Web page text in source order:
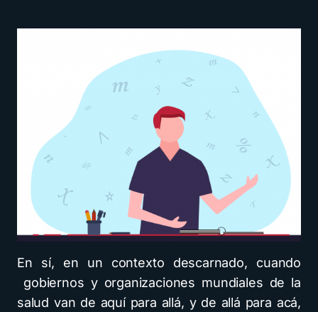
En sí, en un contexto descarnado, cuando
gobiernos y organizaciones mundiales de la
salud van de aquí para allá, y de allá para acá,